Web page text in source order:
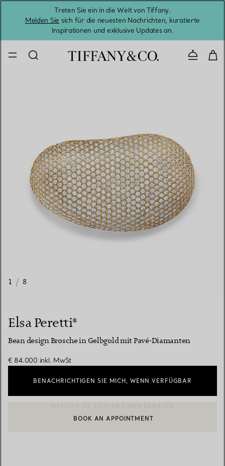
Treten Sie ein in die Welt von Tiffany.
Melden Sie sich für die neuesten Nachrichten, kuratierte
Inspirationen und exklusive Updates an.
1 / 8
Elsa Peretti®
Bean design Brosche in Gelbgold mit Pavé-Diamanten
€ 84.000 inkl. MwSt
BENACHRICHTIGEN SIE MICH, WENN VERFÜGBAR
EINEN KUNDENBERATER KONTAKTIEREN ODER EINEN
BOOK AN APPOINTMENT